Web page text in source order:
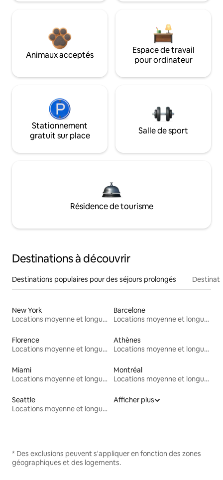
Animaux acceptés
Espace de travail
pour ordinateur
Stationnement
gratuit sur place
Salle de sport
Résidence de tourisme
Destinations à découvrir
Destinations populaires pour des séjours prolongés
New York
Locations moyenne et longue durée
Barcelone
Locations moyenne et longue durée
Florence
Locations moyenne et longue durée
Athènes
Locations moyenne et longue durée
Miami
Locations moyenne et longue durée
Montréal
Locations moyenne et longue durée
Seattle
Locations moyenne et longue durée
Afficher plus
* Des exclusions peuvent s'appliquer en fonction des zones
géographiques et des logements.